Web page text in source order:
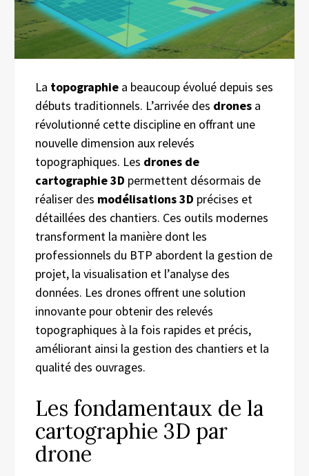
La topographie a beaucoup évolué depuis ses
débuts traditionnels. L’arrivée des drones a
révolutionné cette discipline en offrant une
nouvelle dimension aux relevés
topographiques. Les drones de
cartographie 3D permettent désormais de
réaliser des modélisations 3D précises et
détaillées des chantiers. Ces outils modernes
transforment la manière dont les
professionnels du BTP abordent la gestion de
projet, la visualisation et l’analyse des
données. Les drones offrent une solution
innovante pour obtenir des relevés
topographiques à la fois rapides et précis,
améliorant ainsi la gestion des chantiers et la
qualité des ouvrages.
Les fondamentaux de la
cartographie 3D par
drone